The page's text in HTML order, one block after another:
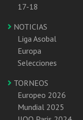
17-18
NOTICIAS
Liga Asobal
Europa
Selecciones
TORNEOS
Europeo 2026
Mundial 2025